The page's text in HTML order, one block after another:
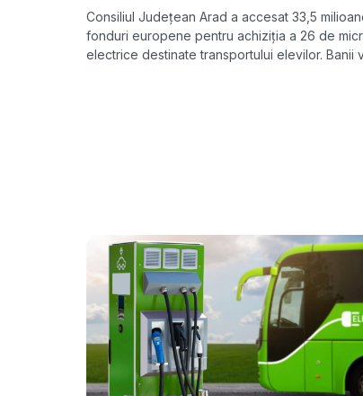
Consiliul Județean Arad a accesat 33,5
fonduri europene pentru achiziția a 26 de
electrice destinate transportului elevilor. Banii